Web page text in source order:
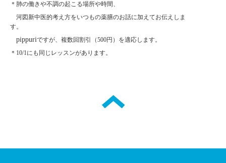
＊肺の働きや不調の起こる場所や時間、
河図新中医的考え方をいつもの薬膳のお話に加えてお伝えしま
す。
pippuriですが、複数回割引（500円） を適応します。
＊10/1にも同じレッスンがあります。